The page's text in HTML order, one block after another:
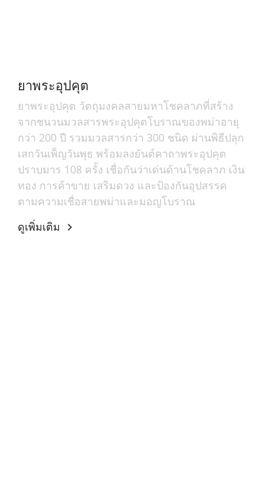
ยาพระอุปคุต
ยาพระอุปคุต วัตถุมงคลสายมหาโชคลาภที่สร้าง
จากชนวนมวลสารพระอุปคุตโบราณของพม่าอายุ
กว่า 200 ปี รวมมวลสารกว่า 300 ชนิด ผ่านพิธีปลุก
เสกวันเพ็ญวันพุธ พร้อมลงยันต์คาถาพระอุปคุต
ปราบมาร 108 ครั้ง เชื่อกันว่าเด่นด้านโชคลาภ เงิน
ทอง การค้าขาย เสริมดวง และป้องกันอุปสรรค
ตามความเชื่อสายพม่าและมอญโบราณ
ดูเพิ่มเติม